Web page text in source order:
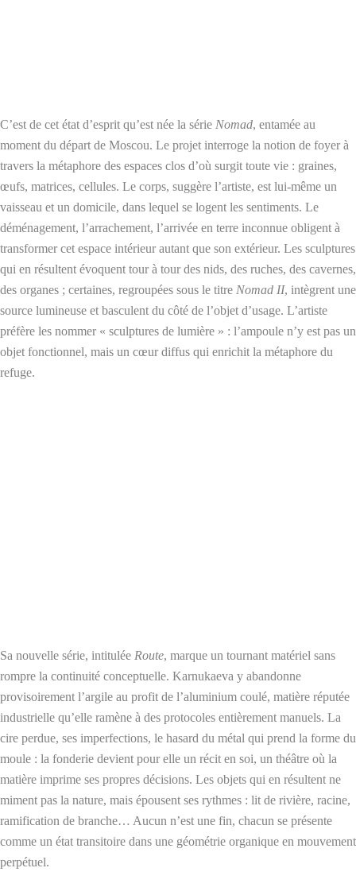
C’est de cet état d’esprit qu’est née la série Nomad, entamée au
moment du départ de Moscou. Le projet interroge la notion de foyer à
travers la métaphore des espaces clos d’où surgit toute vie : graines,
œufs, matrices, cellules. Le corps, suggère l’artiste, est lui-même un
vaisseau et un domicile, dans lequel se logent les sentiments. Le
déménagement, l’arrachement, l’arrivée en terre inconnue obligent à
transformer cet espace intérieur autant que son extérieur. Les sculptures
qui en résultent évoquent tour à tour des nids, des ruches, des cavernes,
des organes ; certaines, regroupées sous le titre Nomad II, intègrent une
source lumineuse et basculent du côté de l’objet d’usage. L’artiste
préfère les nommer « sculptures de lumière » : l’ampoule n’y est pas un
objet fonctionnel, mais un cœur diffus qui enrichit la métaphore du
refuge.
Sa nouvelle série, intitulée Route, marque un tournant matériel sans
rompre la continuité conceptuelle. Karnukaeva y abandonne
provisoirement l’argile au profit de l’aluminium coulé, matière réputée
industrielle qu’elle ramène à des protocoles entièrement manuels. La
cire perdue, ses imperfections, le hasard du métal qui prend la forme du
moule : la fonderie devient pour elle un récit en soi, un théâtre où la
matière imprime ses propres décisions. Les objets qui en résultent ne
miment pas la nature, mais épousent ses rythmes : lit de rivière, racine,
ramification de branche… Aucun n’est une fin, chacun se présente
comme un état transitoire dans une géométrie organique en mouvement
perpétuel.